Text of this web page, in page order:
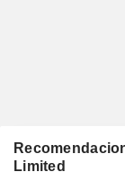
Limited